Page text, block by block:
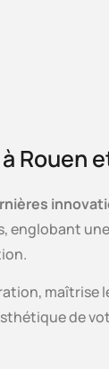
Rouen
englobant
de